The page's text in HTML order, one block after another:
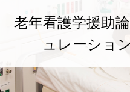
老年看護学援助
ュレーショ